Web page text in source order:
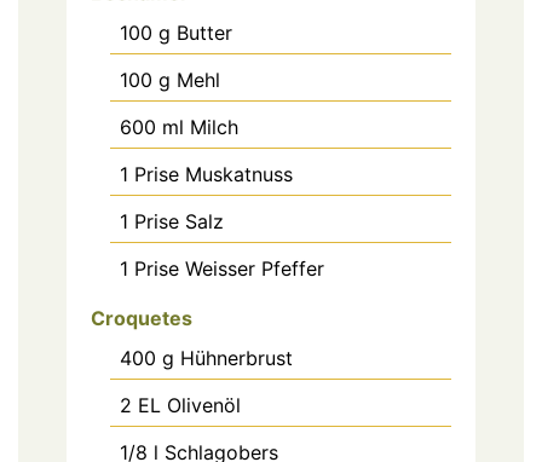
100 g Butter
100 g Mehl
600 ml Milch
1 Prise Muskatnuss
1 Prise Salz
1 Prise Weisser Pfeffer
Croquetes
400 g Hühnerbrust
2 EL Olivenöl
1/8 l Schlagobers